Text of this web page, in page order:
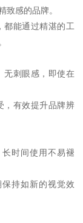
致感的品牌。
都能通过精湛的工
无刺眼感，即使在
，有效提升品牌辨
时间使用不易褪
持如新的视觉效